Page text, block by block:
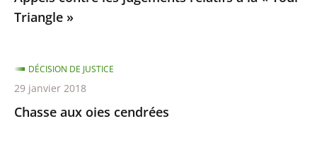
Triangle »
Chasse aux oies cendrées
DÉCISION DE JUSTICE
29 janvier 2018